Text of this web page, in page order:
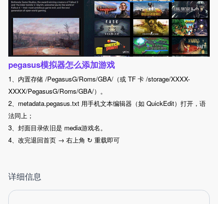
pegasus模拟器怎么添加游戏
1、内置存储 /PegasusG/Roms/GBA/（或 TF 卡 /storage/XXXX-
XXXX/PegasusG/Roms/GBA/）。
2、metadata.pegasus.txt 用手机文本编辑器（如 QuickEdit）打开，语
法同上；
3、封面目录依旧是 media游戏名。
4、改完退回首页 → 右上角 ↻ 重载即可
详细信息